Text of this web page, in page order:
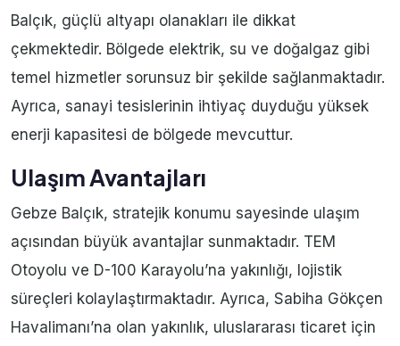
Balçık, güçlü altyapı olanakları ile dikkat
çekmektedir. Bölgede elektrik, su ve doğalgaz gibi
temel hizmetler sorunsuz bir şekilde sağlanmaktadır.
Ayrıca, sanayi tesislerinin ihtiyaç duyduğu yüksek
enerji kapasitesi de bölgede mevcuttur.
Ulaşım Avantajları
Gebze Balçık, stratejik konumu sayesinde ulaşım
açısından büyük avantajlar sunmaktadır. TEM
Otoyolu ve D-100 Karayolu’na yakınlığı, lojistik
süreçleri kolaylaştırmaktadır. Ayrıca, Sabiha Gökçen
Havalimanı’na olan yakınlık, uluslararası ticaret için